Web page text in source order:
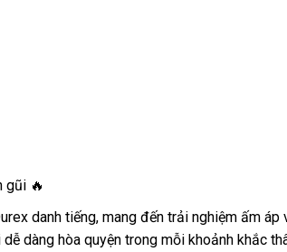
gũi 🔥
danh tiếng, mang đến trải nghiệm ấm
dàng hòa quyện trong mỗi khoảnh khắc